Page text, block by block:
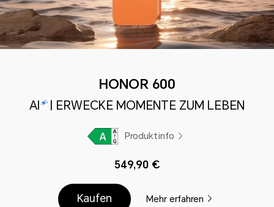
HONOR 600
AI | ERWECKE MOMENTE ZUM LEBEN
Produktinfo
549,90 €
Kaufen Mehr erfahren